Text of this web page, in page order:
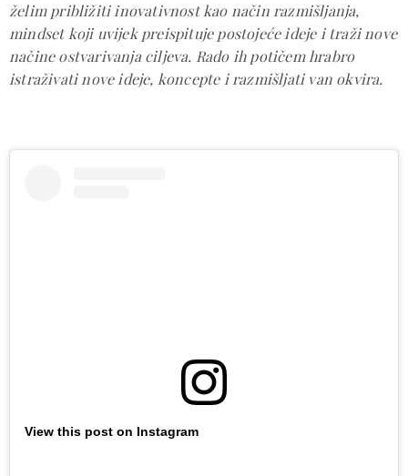
želim približiti inovativnost kao način razmišljanja,
mindset koji uvijek preispituje postojeće ideje i traži nove
načine ostvarivanja ciljeva. Rado ih potičem hrabro
istraživati nove ideje, koncepte i razmišljati van okvira.
View this post on Instagram